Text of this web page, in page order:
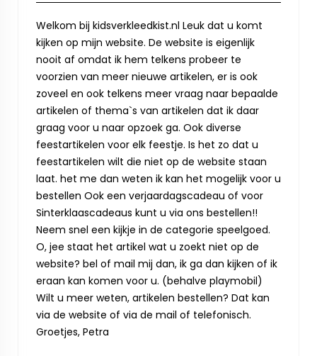
Welkom bij kidsverkleedkist.nl Leuk dat u komt
kijken op mijn website. De website is eigenlijk
nooit af omdat ik hem telkens probeer te
voorzien van meer nieuwe artikelen, er is ook
zoveel en ook telkens meer vraag naar bepaalde
artikelen of thema`s van artikelen dat ik daar
graag voor u naar opzoek ga. Ook diverse
feestartikelen voor elk feestje. Is het zo dat u
feestartikelen wilt die niet op de website staan
laat. het me dan weten ik kan het mogelijk voor u
bestellen Ook een verjaardagscadeau of voor
Sinterklaascadeaus kunt u via ons bestellen!!
Neem snel een kijkje in de categorie speelgoed.
O, jee staat het artikel wat u zoekt niet op de
website? bel of mail mij dan, ik ga dan kijken of ik
eraan kan komen voor u. (behalve playmobil)
Wilt u meer weten, artikelen bestellen? Dat kan
via de website of via de mail of telefonisch.
Groetjes, Petra